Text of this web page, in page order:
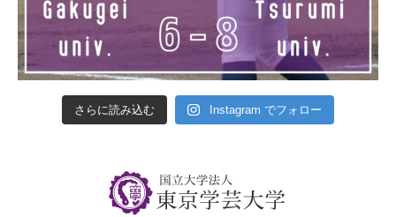
さらに読み込む Instagram でフォロー